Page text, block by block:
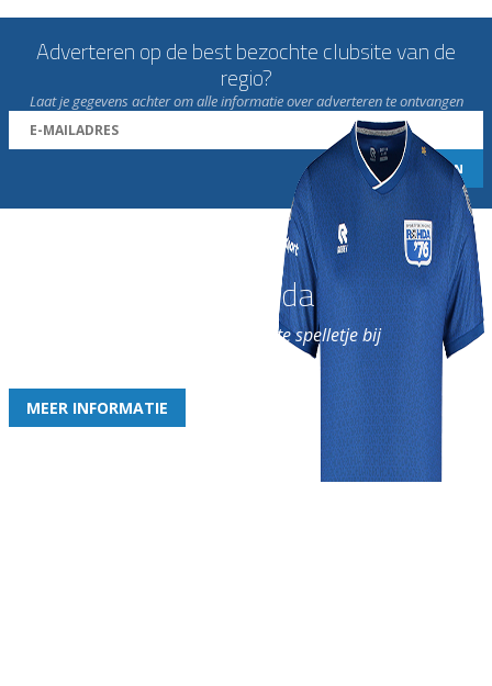
Adverteren op de best bezochte clubsite van de
regio?
Laat je gegevens achter om alle informatie over adverteren te ontvangen
Word nu lid van Rohda
en geniet iedere week van het leukste spelletje bij
MEER INFORMATIE